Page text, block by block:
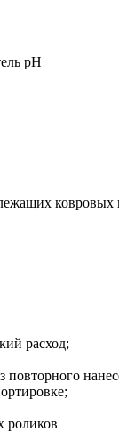
pH
расход;
повторного
роликов